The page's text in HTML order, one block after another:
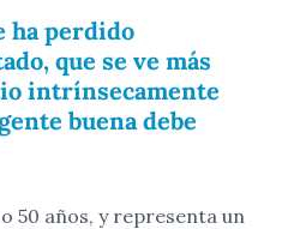
ha perdido
que se ve más
intrínsecamente
buena debe
50 años, y representa un